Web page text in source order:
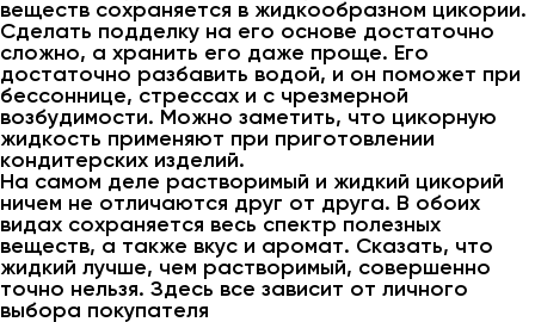
веществ сохраняется в жидкообразном цикории.
Сделать подделку на его основе достаточно
сложно, а хранить его даже проще. Его
достаточно разбавить водой, и он поможет при
бессоннице, стрессах и с чрезмерной
возбудимости. Можно заметить, что цикорную
жидкость применяют при приготовлении
кондитерских изделий.
На самом деле растворимый и жидкий цикорий
ничем не отличаются друг от друга. В обоих
видах сохраняется весь спектр полезных
веществ, а также вкус и аромат. Сказать, что
жидкий лучше, чем растворимый, совершенно
точно нельзя. Здесь все зависит от личного
выбора покупателя